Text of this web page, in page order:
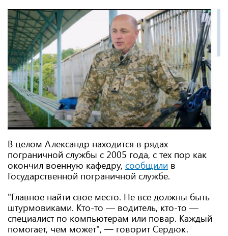
В целом Александр находится в рядах
пограничной службы с 2005 года, с тех пор как
окончил военную кафедру, сообщили в
Государственной пограничной службе.
"Главное найти свое место. Не все должны быть
штурмовиками. Кто-то — водитель, кто-то —
специалист по компьютерам или повар. Каждый
помогает, чем может", — говорит Сердюк.